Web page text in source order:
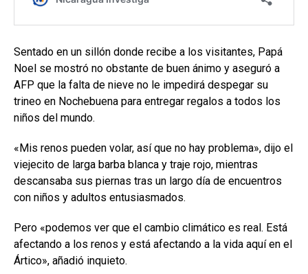
Sentado en un sillón donde recibe a los visitantes, Papá
Noel se mostró no obstante de buen ánimo y aseguró a
AFP que la falta de nieve no le impedirá despegar su
trineo en Nochebuena para entregar regalos a todos los
niños del mundo.
«Mis renos pueden volar, así que no hay problema», dijo el
viejecito de larga barba blanca y traje rojo, mientras
descansaba sus piernas tras un largo día de encuentros
con niños y adultos entusiasmados.
Pero «podemos ver que el cambio climático es real. Está
afectando a los renos y está afectando a la vida aquí en el
Ártico», añadió inquieto.